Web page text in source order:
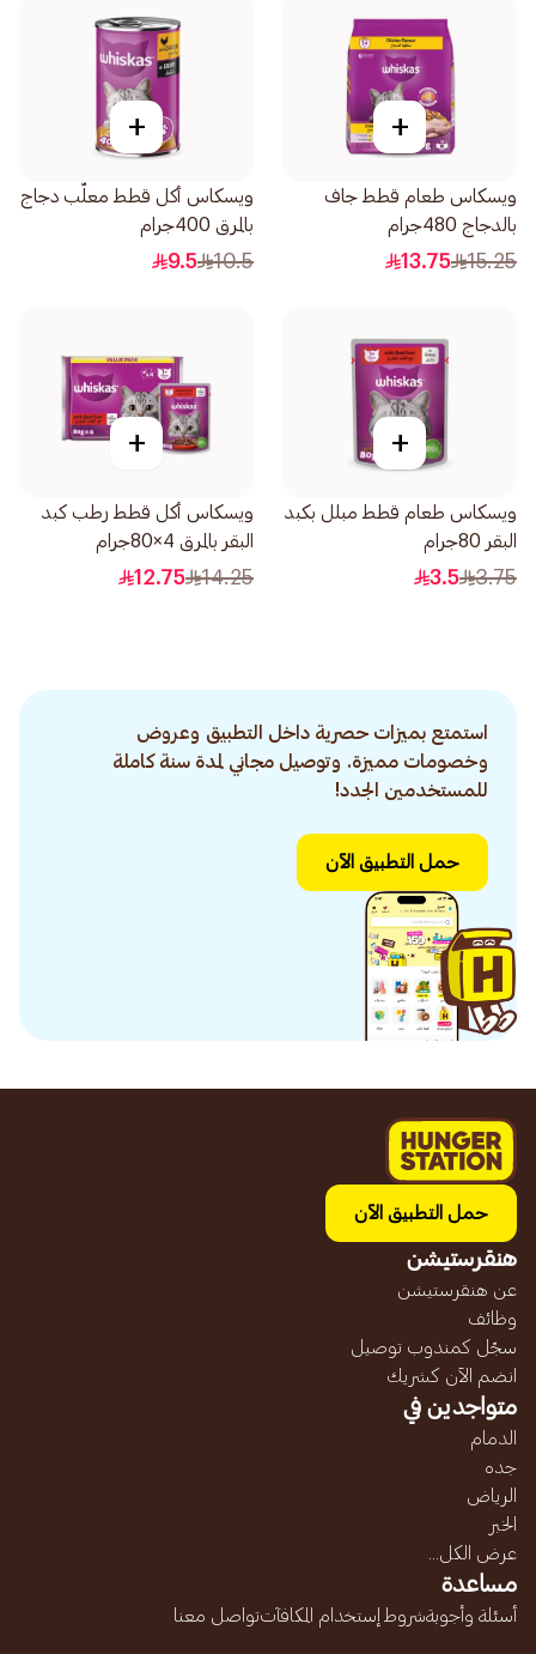
+
ويسكاس طعام قطط جاف
بالدجاج 480جرام
15.25
13.75
+
ويسكاس أكل قطط معلّب دجاج
بالمرق 400جرام
10.5
9.5
+
ويسكاس طعام قطط مبلل بكبد
البقر 80جرام
3.75
3.5
+
ويسكاس أكل قطط رطب كبد
البقر بالمرق 4×80جرام
14.25
12.75
استمتع بميزات حصرية داخل التطبيق وعروض
وخصومات مميزة. وتوصيل مجاني لمدة سنة كاملة
للمستخدمين الجدد!
حمل التطبيق الآن
حمل التطبيق الآن
هنقرستيشن
عن هنقرستيشن
وظائف
سجّل كمندوب توصيل
انضم الآن كشريك
متواجدين في
الدمام
جده
الرياض
الخبر
عرض الكل...
مساعدة
أسئلة وأجوبةشروط إستخدام المكافآتتواصل معنا